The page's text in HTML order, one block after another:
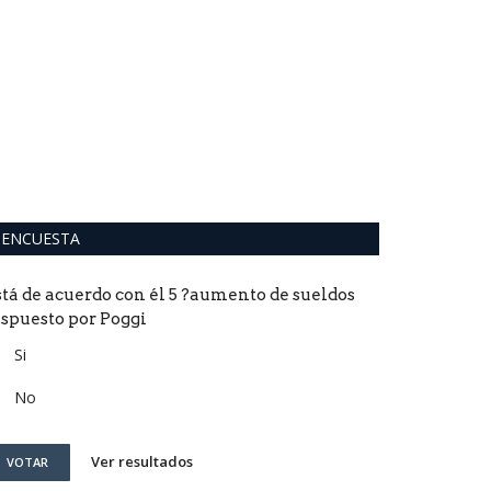
ENCUESTA
de acuerdo con él 5 ?aumento de sueldos
por Poggi
Si
No
VOTAR Ver resultados